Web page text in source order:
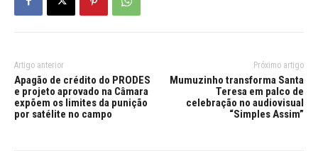
Artigo anterior
Apagão de crédito do PRODES
e projeto aprovado na Câmara
expõem os limites da punição
por satélite no campo
Próximo artigo
Mumuzinho transforma Santa
Teresa em palco de
celebração no audiovisual
“Simples Assim”